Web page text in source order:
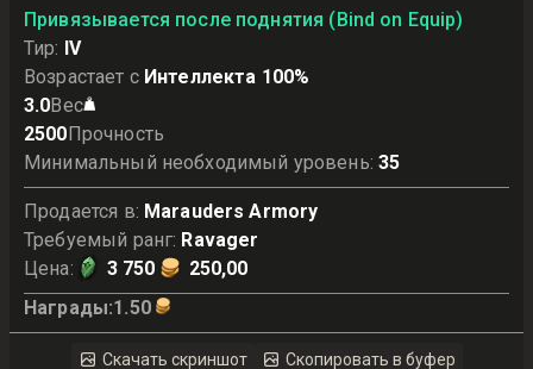
Привязывается после поднятия (Bind on Equip)
Тир: IV
Возрастает с Интеллекта 100%
3.0Вес
2500Прочность
Минимальный необходимый уровень: 35
Продается в: Marauders Armory
Требуемый ранг: Ravager
Цена: 3 750
250,00
Награды:1.50
Скачать скриншот Скопировать в буфер